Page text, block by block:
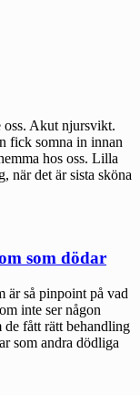
oss. Akut njursvikt.
fick somna in innan
hos oss. Lilla
när det är sista sköna
som dödar
är så pinpoint på vad
inte ser någon
de fått rätt behandling
som andra dödliga